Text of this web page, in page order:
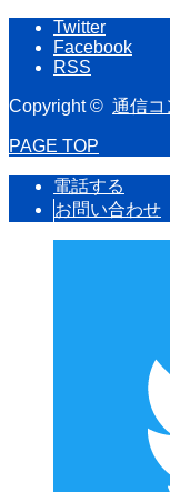
Twitter
Facebook
RSS
Copyright © 通信コ
PAGE TOP
電話する
お問い合わせ